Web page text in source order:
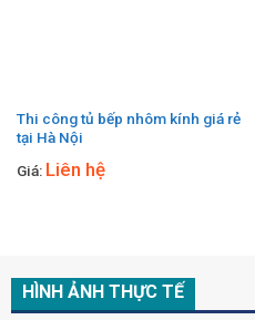
Thi công tủ bếp nhôm kính giá rẻ
tại Hà Nội
Giá: Liên hệ
HÌNH ẢNH THỰC TẾ